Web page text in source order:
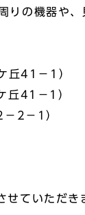
の機器や
丘41－1）
41－1）
－2－1）
ていただき